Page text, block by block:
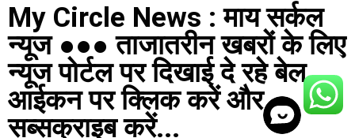
My Circle News : माय सर्कल
न्यूज ●●● ताजातरीन खबरों के लिए
न्यूज पोर्टल पर दिखाई दे रहे बेल
आईकन पर क्लिक करें और
सब्सक्राइब करें...